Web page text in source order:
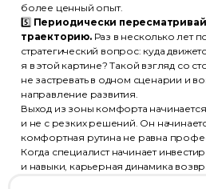
более ценный опыт.
5️⃣ Периодически
траекторию. Раз в несколько лет
стратегический вопрос: куда
я в этой картине? Такой взгляд со
не застревать в одном сценарии и
направление развития.
Выход из зоны комфорта
и не с резких решений. Он
комфортная рутина не равна
Когда специалист начинает
и навыки, карьерная динамика